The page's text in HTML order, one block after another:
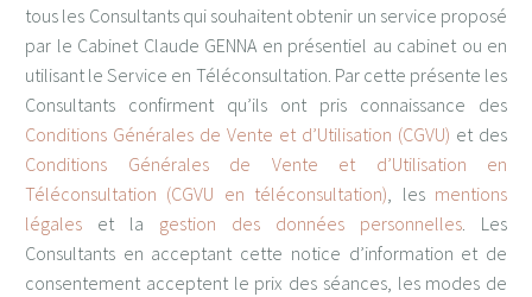
tous les Consultants qui souhaitent obtenir un service proposé
par le Cabinet Claude GENNA en présentiel au cabinet ou en
utilisant le Service en Téléconsultation. Par cette présente les
Consultants confirment qu’ils ont pris connaissance des
Conditions Générales de Vente et d’Utilisation (CGVU) et des
Conditions Générales de Vente et d’Utilisation en
Téléconsultation (CGVU en téléconsultation), les mentions
légales et la gestion des données personnelles. Les
Consultants en acceptant cette notice d’information et de
consentement acceptent le prix des séances, les modes de